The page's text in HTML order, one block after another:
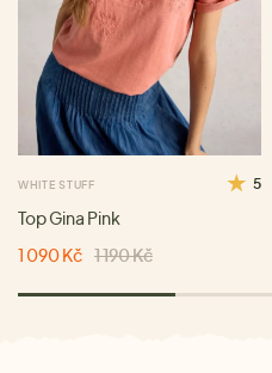
WHITE STUFF 5
Top Gina Pink
1 090 Kč 1 190 Kč